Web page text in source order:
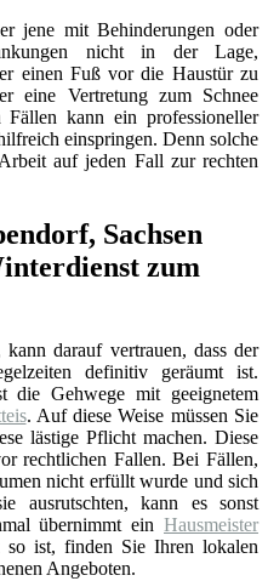
jene mit Behinderungen oder
nicht in der Lage,
einen Fuß vor die Haustür zu
eine Vertretung zum Schnee
kann ein professioneller
einspringen. Denn solche
auf jeden Fall zur rechten
Sachsen
zum
darauf vertrauen, dass der
definitiv geräumt ist.
die Gehwege mit geeignetem
. Auf diese Weise müssen Sie
lästige Pflicht machen. Diese
rechtlichen Fallen. Bei Fällen,
nicht erfüllt wurde und sich
ausrutschten, kann es sonst
übernimmt ein Hausmeister
so ist, finden Sie Ihren lokalen
Angeboten.